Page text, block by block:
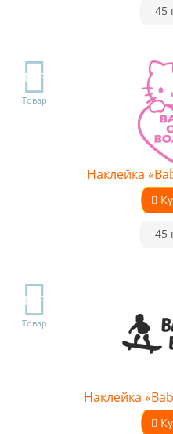
45
TOP
Товар
Наклейка
45
TOP
Товар
Наклейка